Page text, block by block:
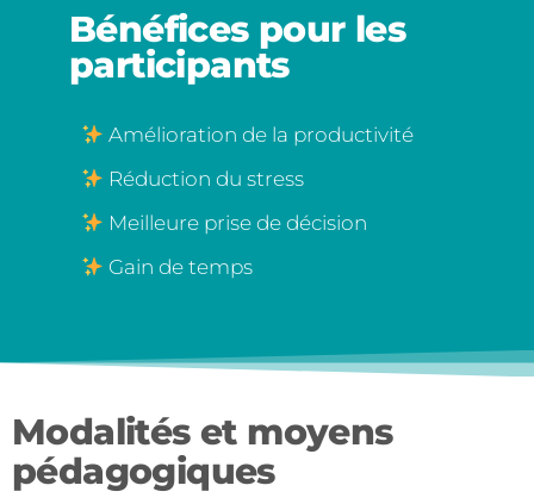
Bénéfices pour les
participants
Amélioration de la productivité
Réduction du stress
Meilleure prise de décision
Gain de temps
Modalités et moyens
pédagogiques